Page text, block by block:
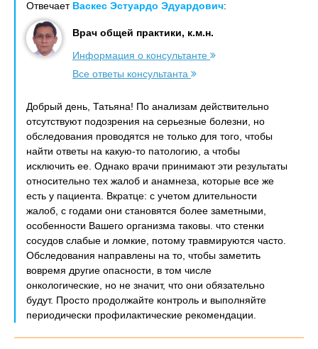
Отвечает Васкес Эстуардо Эдуардович:
Врач общей практики, к.м.н.
Информация о консультанте
Все ответы консультанта
Добрый день, Татьяна! По анализам действительно
отсутствуют подозрения на серьезные болезни, но
обследования проводятся не только для того, чтобы
найти ответы на какую-то патологию, а чтобы
исключить ее. Однако врачи принимают эти результаты
относительно тех жалоб и анамнеза, которые все же
есть у пациента. Вкратце: с учетом длительности
жалоб, с годами они становятся более заметными,
особенности Вашего организма таковы. что стенки
сосудов слабые и ломкие, потому травмируются часто.
Обследования направлены на то, чтобы заметить
вовремя другие опасности, в том числе
онкологические, но не значит, что они обязательно
будут. Просто продолжайте контроль и выполняйте
периодически профилактические рекомендации.